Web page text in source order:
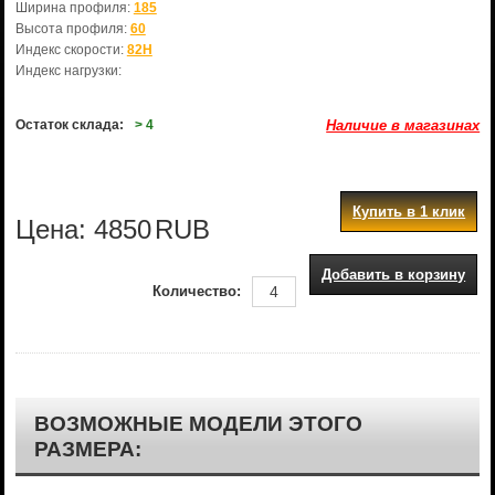
Ширина профиля: 185
Высота профиля: 60
Индекс скорости: 82H
Индекс нагрузки:
Остаток склада: > 4 Наличие в магазинах
Цена: 4850RUB
Купить в 1 клик
Добавить в корзину
Количество:
ВОЗМОЖНЫЕ МОДЕЛИ ЭТОГО
РАЗМЕРА: